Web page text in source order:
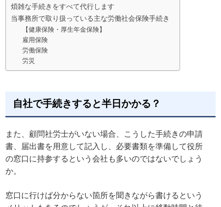
煩雑な手続きをすべて代行します
当事務所で取り扱っている主な労働社会保険手続き
【健康保険・厚生年金保険】
雇用保険
労働保険
労災
自社で手続きすると半日かかる？
また、顧問社労士がいない場合、こうした手続きの申請
書、届出書を用意して記入し、必要書類を準備して役所
の窓口に持参するという会社も多いのではないでしょう
か。
窓口に行けば分からない箇所を聞きながら書けるという